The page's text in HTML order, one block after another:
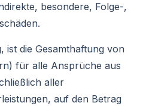
besondere, Folge-,
ist die Gesamthaftung von
für alle Ansprüche aus
aller
auf den Betrag